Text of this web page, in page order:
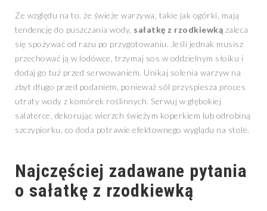
Ze względu na to, że świeże warzywa, takie jak ogórki, mają
tendencję do puszczania wody, sałatkę z rzodkiewką zaleca
się spożywać od razu po przygotowaniu. Jeśli jednak musisz
przechować ją w lodówce, trzymaj sos w oddzielnym słoiku i
dodaj go tuż przed serwowaniem. Unikaj solenia warzyw na
zbyt długo przed podaniem, ponieważ sól przyspiesza proces
utraty wody z komórek roślinnych. Serwuj w głębokiej
salaterce, dekorując wierzch świeżym koperkiem lub odrobiną
szczypiorku, co doda potrawie efektownego wyglądu na stole.
Najczęściej zadawane pytania
o sałatkę z rzodkiewką